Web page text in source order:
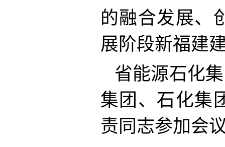
的融合发展、
展阶段新福建
省能源石化
集团、石化集
责同志参加会